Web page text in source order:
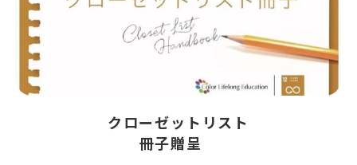
クローゼットリスト
冊子贈呈